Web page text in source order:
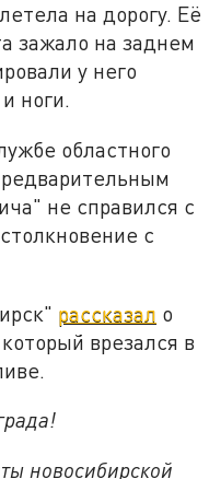
на дорогу. Её
зажало на заднем
у него
ноги.
областного
не справился с
с
рассказал о
врезался в
новосибирской